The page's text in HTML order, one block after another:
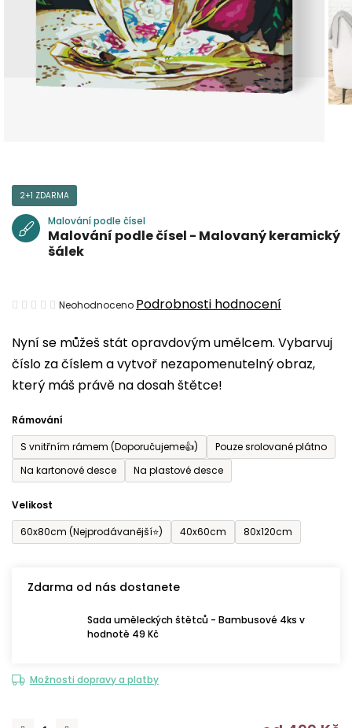
Nyní se můžeš stát opravdovým umělcem. Vybarvuj
číslo za číslem a vytvoř nezapomenutelný obraz,
který máš právě na dosah štětce!
Rámování
S vnitřním rámem (Doporučujeme👍)
Pouze srolované plátno
Na kartonové desce
Na plastové desce
Velikost
60x80cm (Nejprodávanější⭐)
40x60cm 80x120cm
Zdarma od nás dostanete
Sada uměleckých štětců - Bambusové 4ks v
hodnotě 49 Kč
Možnosti dopravy a platby
2+1 ZDARMA
Malování podle čísel
Malování podle čísel - Malovaný keramický
šálek
Průměrné
produktu
je
0,0
5
hvězdiček.
Neohodnoceno Podrobnosti hodnocení